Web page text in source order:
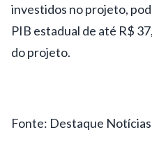
investidos no projeto,
PIB estadual de até R$
do projeto.
Fonte: Destaque Notícias